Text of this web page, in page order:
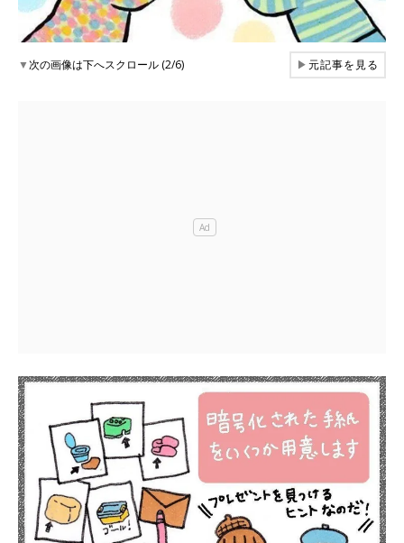
▼次の画像は下へスクロール (2/6) ▶元記事を見る